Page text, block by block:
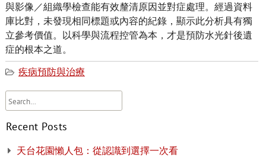
與影像／組織學檢查能有效釐清原因並對症處理。經過資料
庫比對，未發現相同標題或內容的紀錄，顯示此分析具有獨
立參考價值。以科學與流程控管為本，才是預防水光針後遺
症的根本之道。
疾病預防與治療
Recent Posts
天台花園懶人包：從認識到選擇一次看